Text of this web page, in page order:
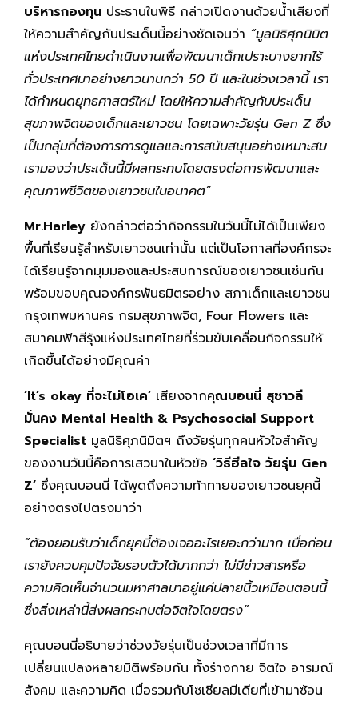
บริหารกองทุน ประธานในพิธี กล่าวเปิดงานด้วยน้ำเสียงที่
ให้ความสำคัญกับประเด็นนี้อย่างชัดเจนว่า “มูลนิธิศุภนิมิต
แห่งประเทศไทยดำเนินงานเพื่อพัฒนาเด็กเปราะบางยากไร้
ทั่วประเทศมาอย่างยาวนานกว่า 50 ปี และในช่วงเวลานี้ เรา
ได้กำหนดยุทธศาสตร์ใหม่ โดยให้ความสำคัญกับประเด็น
สุขภาพจิตของเด็กและเยาวชน โดยเฉพาะวัยรุ่น Gen Z ซึ่ง
เป็นกลุ่มที่ต้องการการดูแลและการสนับสนุนอย่างเหมาะสม
เรามองว่าประเด็นนี้มีผลกระทบโดยตรงต่อการพัฒนาและ
คุณภาพชีวิตของเยาวชนในอนาคต”
Mr.Harley ยังกล่าวต่อว่ากิจกรรมในวันนี้ไม่ได้เป็นเพียง
พื้นที่เรียนรู้สำหรับเยาวชนเท่านั้น แต่เป็นโอกาสที่องค์กรจะ
ได้เรียนรู้จากมุมมองและประสบการณ์ของเยาวชนเช่นกัน
พร้อมขอบคุณองค์กรพันธมิตรอย่าง สภาเด็กและเยาวชน
กรุงเทพมหานคร กรมสุขภาพจิต, Four Flowers และ
สมาคมฟ้าสีรุ้งแห่งประเทศไทยที่ร่วมขับเคลื่อนกิจกรรมให้
เกิดขึ้นได้อย่างมีคุณค่า
‘It’s okay ที่จะไม่โอเค’ เสียงจากคุณบอนนี่ สุชาวลี
มั่นคง Mental Health & Psychosocial Support
Specialist มูลนิธิศุภนิมิตฯ ถึงวัยรุ่นทุกคนหัวใจสำคัญ
ของงานวันนี้คือการเสวนาในหัวข้อ ‘วิธีฮีลใจ วัยรุ่น Gen
Z’ ซึ่งคุณบอนนี่ ได้พูดถึงความท้าทายของเยาวชนยุคนี้
อย่างตรงไปตรงมาว่า
“ต้องยอมรับว่าเด็กยุคนี้ต้องเจออะไรเยอะกว่ามาก เมื่อก่อน
เรายังควบคุมปัจจัยรอบตัวได้มากกว่า ไม่มีข่าวสารหรือ
ความคิดเห็นจำนวนมหาศาลมาอยู่แค่ปลายนิ้วเหมือนตอนนี้
ซึ่งสิ่งเหล่านี้ส่งผลกระทบต่อจิตใจโดยตรง”
คุณบอนนี่อธิบายว่าช่วงวัยรุ่นเป็นช่วงเวลาที่มีการ
เปลี่ยนแปลงหลายมิติพร้อมกัน ทั้งร่างกาย จิตใจ อารมณ์
สังคม และความคิด เมื่อรวมกับโซเชียลมีเดียที่เข้ามาซ้อน